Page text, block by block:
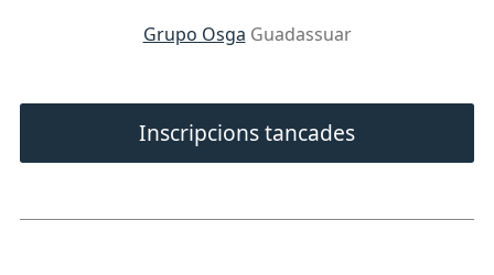
Grupo Osga Guadassuar
Inscripcions tancades